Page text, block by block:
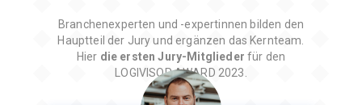
Branchenexperten und -expertinnen bilden den
Hauptteil der Jury und ergänzen das Kernteam.
Hier die ersten Jury-Mitglieder für den
LOGIVISOR AWARD 2023.